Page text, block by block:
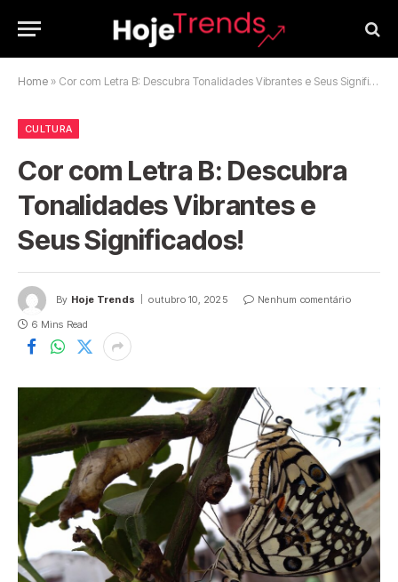
Home » Cor com Letra B: Descubra Tonalidades Vibrantes e Seus Significados!
CULTURA
Cor com Letra B: Descubra
Tonalidades Vibrantes e
Seus Significados!
By Hoje Trends outubro 10, 2025
Nenhum comentário
6 Mins Read